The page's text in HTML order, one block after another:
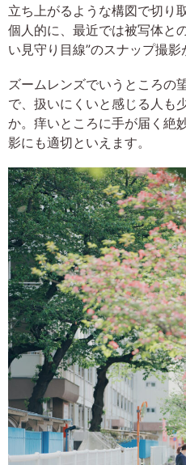
立ち上がるような構図で切り
個人的に、最近では被写体と
い見守り目線”のスナップ撮影
ズームレンズでいうところの
で、扱いにくいと感じる人も
か。痒いところに手が届く絶
影にも適切といえます。